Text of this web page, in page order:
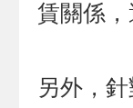
賃關係，
另外，